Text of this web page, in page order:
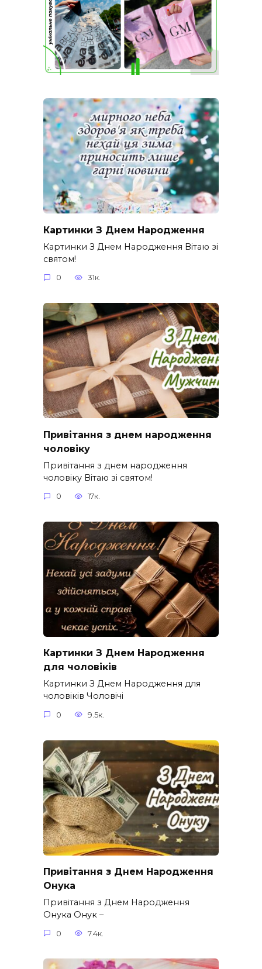
Картинки З Днем Народження
Картинки З Днем Народження Вітаю зі
святом!
0 31к.
Привітання з днем народження
чоловіку
Привітання з днем народження
чоловіку Вітаю зі святом!
0 17к.
Картинки З Днем Народження
для чоловіків​
Картинки З Днем Народження для
чоловіків​ Чоловічі
0 9.5к.
Привітання з Днем Народження
Онука
Привітання з Днем Народження
Онука Онук –
0 7.4к.